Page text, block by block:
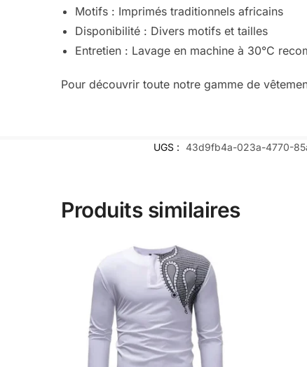
Motifs : Imprimés traditionnels africains
Disponibilité : Divers motifs et tailles
Entretien : Lavage en machine à 30°C
Pour découvrir toute notre gamme de
UGS : 43d9fb4a-023a-4770-
Produits similaires